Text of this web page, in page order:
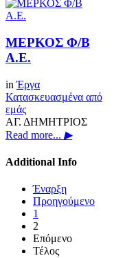
ΜΕΡΚΟΣ Φ/Β
Α.Ε.
in Έργα
Κατασκευασμένα από
εμάς
ΑΓ. ΔΗΜΗΤΡΙΟΣ
Read more... ▶
Additional Info
Έναρξη
Προηγούμενο
1
2
Επόμενο
Τέλος